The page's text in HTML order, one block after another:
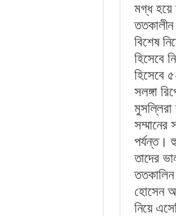
মগ্ধ হয়ে
বিশেষ
হিসেবে
হিসেবে
সলঙ্গা
মুসল্লিরা
পর্যন্ত।
তাদের
হোসেন
নিয়ে